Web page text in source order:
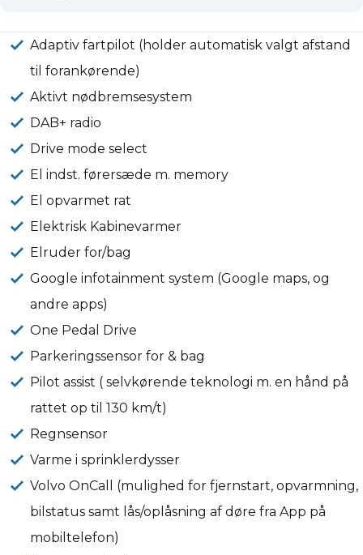
Adaptiv fartpilot (holder automatisk valgt afstand
til forankørende)
Aktivt nødbremsesystem
DAB+ radio
Drive mode select
El indst. førersæde m. memory
El opvarmet rat
Elektrisk Kabinevarmer
Elruder for/bag
Google infotainment system (Google maps, og
andre apps)
One Pedal Drive
Parkeringssensor for & bag
Pilot assist ( selvkørende teknologi m. en hånd på
rattet op til 130 km/t)
Regnsensor
Varme i sprinklerdysser
Volvo OnCall (mulighed for fjernstart, opvarmning,
bilstatus samt lås/oplåsning af døre fra App på
mobiltelefon)